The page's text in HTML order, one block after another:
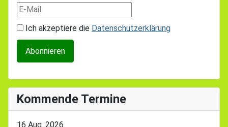
Ich akzeptiere die Datenschutzerklärung
Kommende Termine
16 Aug. 2026